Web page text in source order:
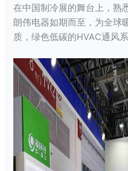
在中国制冷展的舞台上，熟
朗伟电器如期而至，为全球
质，绿色低碳的HVAC通风